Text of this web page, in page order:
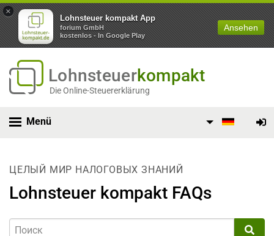
×
Lohnsteuer kompakt App
forium GmbH
kostenlos - In Google Play
Ansehen
Lohnsteuerkompakt
Die Online-Steuererklärung
Menü
ЦЕЛЫЙ МИР НАЛОГОВЫХ ЗНАНИЙ
Lohnsteuer kompakt FAQs